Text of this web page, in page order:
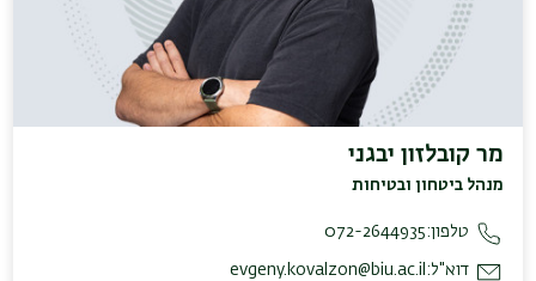
מר קובלזון יבגני
מנהל ביטחון ובטיחות
טלפון:072-2644935
דוא"ל: evgeny.kovalzon@biu.ac.il